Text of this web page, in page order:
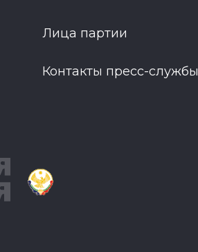
Лица партии
Контакты пресс-службы